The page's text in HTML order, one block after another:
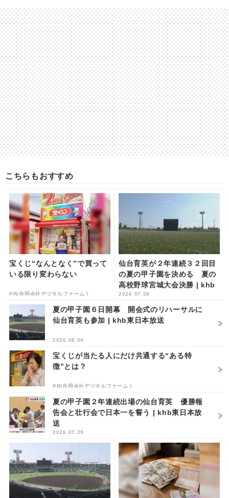
こちらもおすすめ
宝くじ“なんとなく”で買って
いる限り変わらない
PR(合同会社デジタルファーム )
仙台育英が２年連続３２回目
の夏の甲子園を決める 夏の
高校野球宮城大会決勝 | khb
東日本放送
2026.07.28
夏の甲子園６日開幕 開会式のリハーサルに
仙台育英も参加 | khb東日本放送
2026.08.04
宝くじが当たる人にだけ共通する“ある特
徴”とは？
PR(合同会社デジタルファーム )
夏の甲子園２年連続出場の仙台育英 優勝報
告会と壮行会で日本一を誓う | khb東日本放
送
2026.07.29